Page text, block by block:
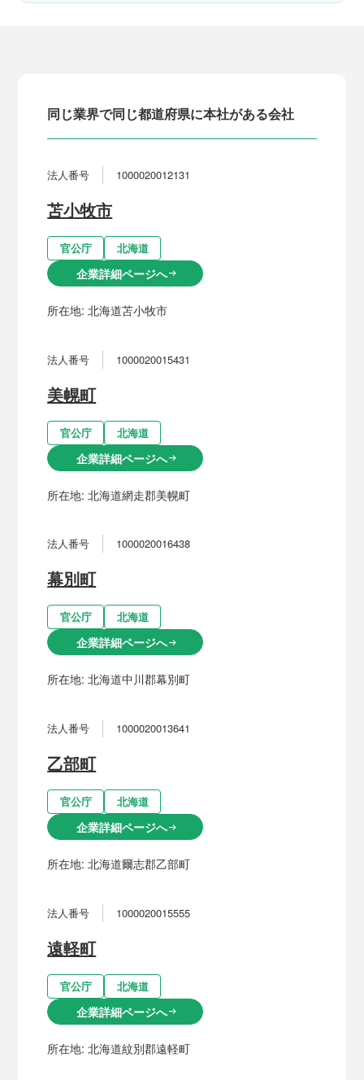
同じ業界で同じ都道府県に本社がある会社
法人番号 1000020012131
苫小牧市
官公庁 北海道
企業詳細ページへarrow_right_alt
所在地:北海道苫小牧市
法人番号 1000020015431
美幌町
官公庁 北海道
企業詳細ページへarrow_right_alt
所在地:北海道網走郡美幌町
法人番号 1000020016438
幕別町
官公庁 北海道
企業詳細ページへarrow_right_alt
所在地:北海道中川郡幕別町
法人番号 1000020013641
乙部町
官公庁 北海道
企業詳細ページへarrow_right_alt
所在地:北海道爾志郡乙部町
法人番号 1000020015555
遠軽町
官公庁 北海道
企業詳細ページへarrow_right_alt
所在地:北海道紋別郡遠軽町